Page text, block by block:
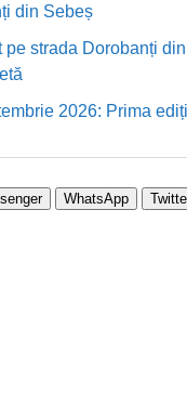
din Sebeș
pe strada Dorobanți
2026: Prima
WhatsApp